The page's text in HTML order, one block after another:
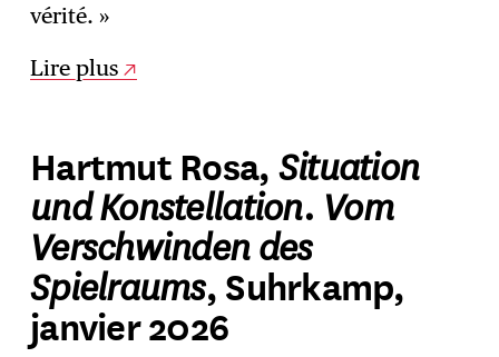
vérité. »
Lire plus
Hartmut Rosa,Situation
und Konstellation. Vom
Verschwinden des
Spielraums, Suhrkamp,
janvier 2026